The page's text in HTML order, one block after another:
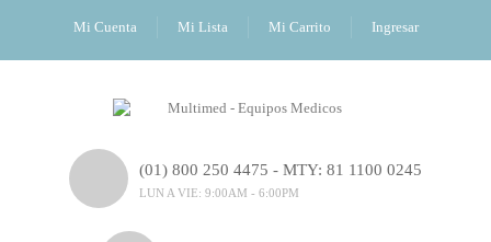
Mi Cuenta Mi Lista Mi Carrito Ingresar
(01) 800 250 4475 - MTY: 81 1100 0245
LUN A VIE: 9:00AM - 6:00PM